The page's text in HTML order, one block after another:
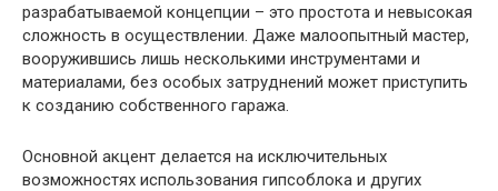
разрабатываемой концепции – это простота и невысокая
сложность в осуществлении. Даже малоопытный мастер,
вооружившись лишь несколькими инструментами и
материалами, без особых затруднений может приступить
к созданию собственного гаража.
Основной акцент делается на исключительных
возможностях использования гипсоблока и других